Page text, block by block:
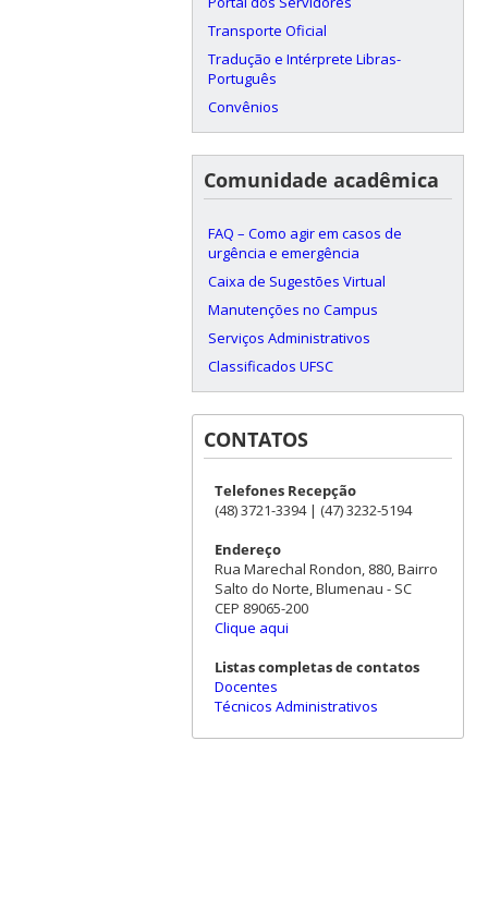
Transporte Oficial
Tradução e Intérprete Libras-
Português
Convênios
Comunidade acadêmica
FAQ – Como agir em casos de
urgência e emergência
Caixa de Sugestões Virtual
Manutenções no Campus
Serviços Administrativos
Classificados UFSC
CONTATOS
Telefones Recepção
(48) 3721-3394 | (47) 3232-5194
Endereço
Rua Marechal Rondon, 880, Bairro
Salto do Norte, Blumenau - SC
CEP 89065-200
Clique aqui
Listas completas de contatos
Docentes
Técnicos Administrativos